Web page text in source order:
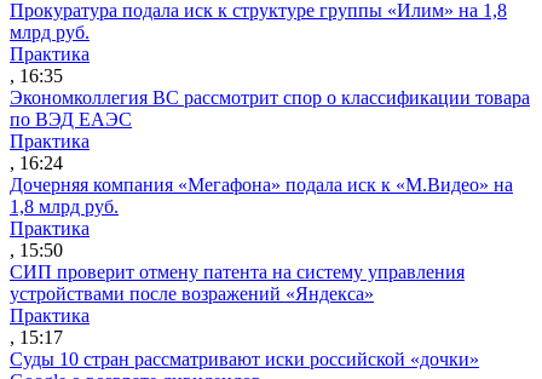
Прокуратура подала иск к структуре группы «Илим» на 1,8
млрд руб.
Практика
, 16:35
Экономколлегия ВС рассмотрит спор о классификации товара
по ВЭД ЕАЭС
Практика
, 16:24
Дочерняя компания «Мегафона» подала иск к «М.Видео» на
1,8 млрд руб.
Практика
, 15:50
СИП проверит отмену патента на систему управления
устройствами после возражений «Яндекса»
Практика
, 15:17
Суды 10 стран рассматривают иски российской «дочки»